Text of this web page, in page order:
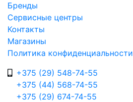
Бренды
Сервисные центры
Контакты
Магазины
Политика конфиденциальности
+375 (29) 548-74-55
+375 (44) 568-74-55
+375 (29) 674-74-55